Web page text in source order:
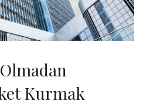
Kurmak